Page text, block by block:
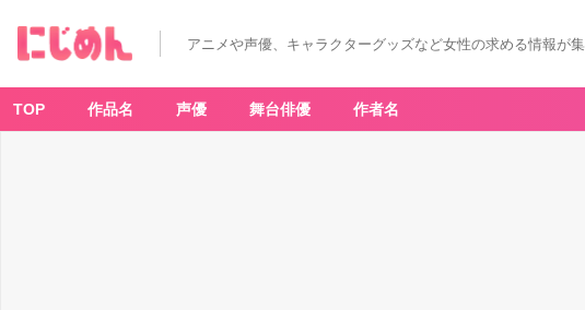
アニメや声優、キャラクターグッズなど女性の求める情報が
TOP 作品名 声優 舞台俳優 作者名